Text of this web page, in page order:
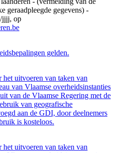
geraadpleegde gegevens) -
jjjj, op
gelden.
uitvoeren van taken van
van Vlaamse overheidsinstanties
van de Vlaamse Regering met de
van geografische
aan de GDI, door deelnemers
is kosteloos.
uitvoeren van taken van